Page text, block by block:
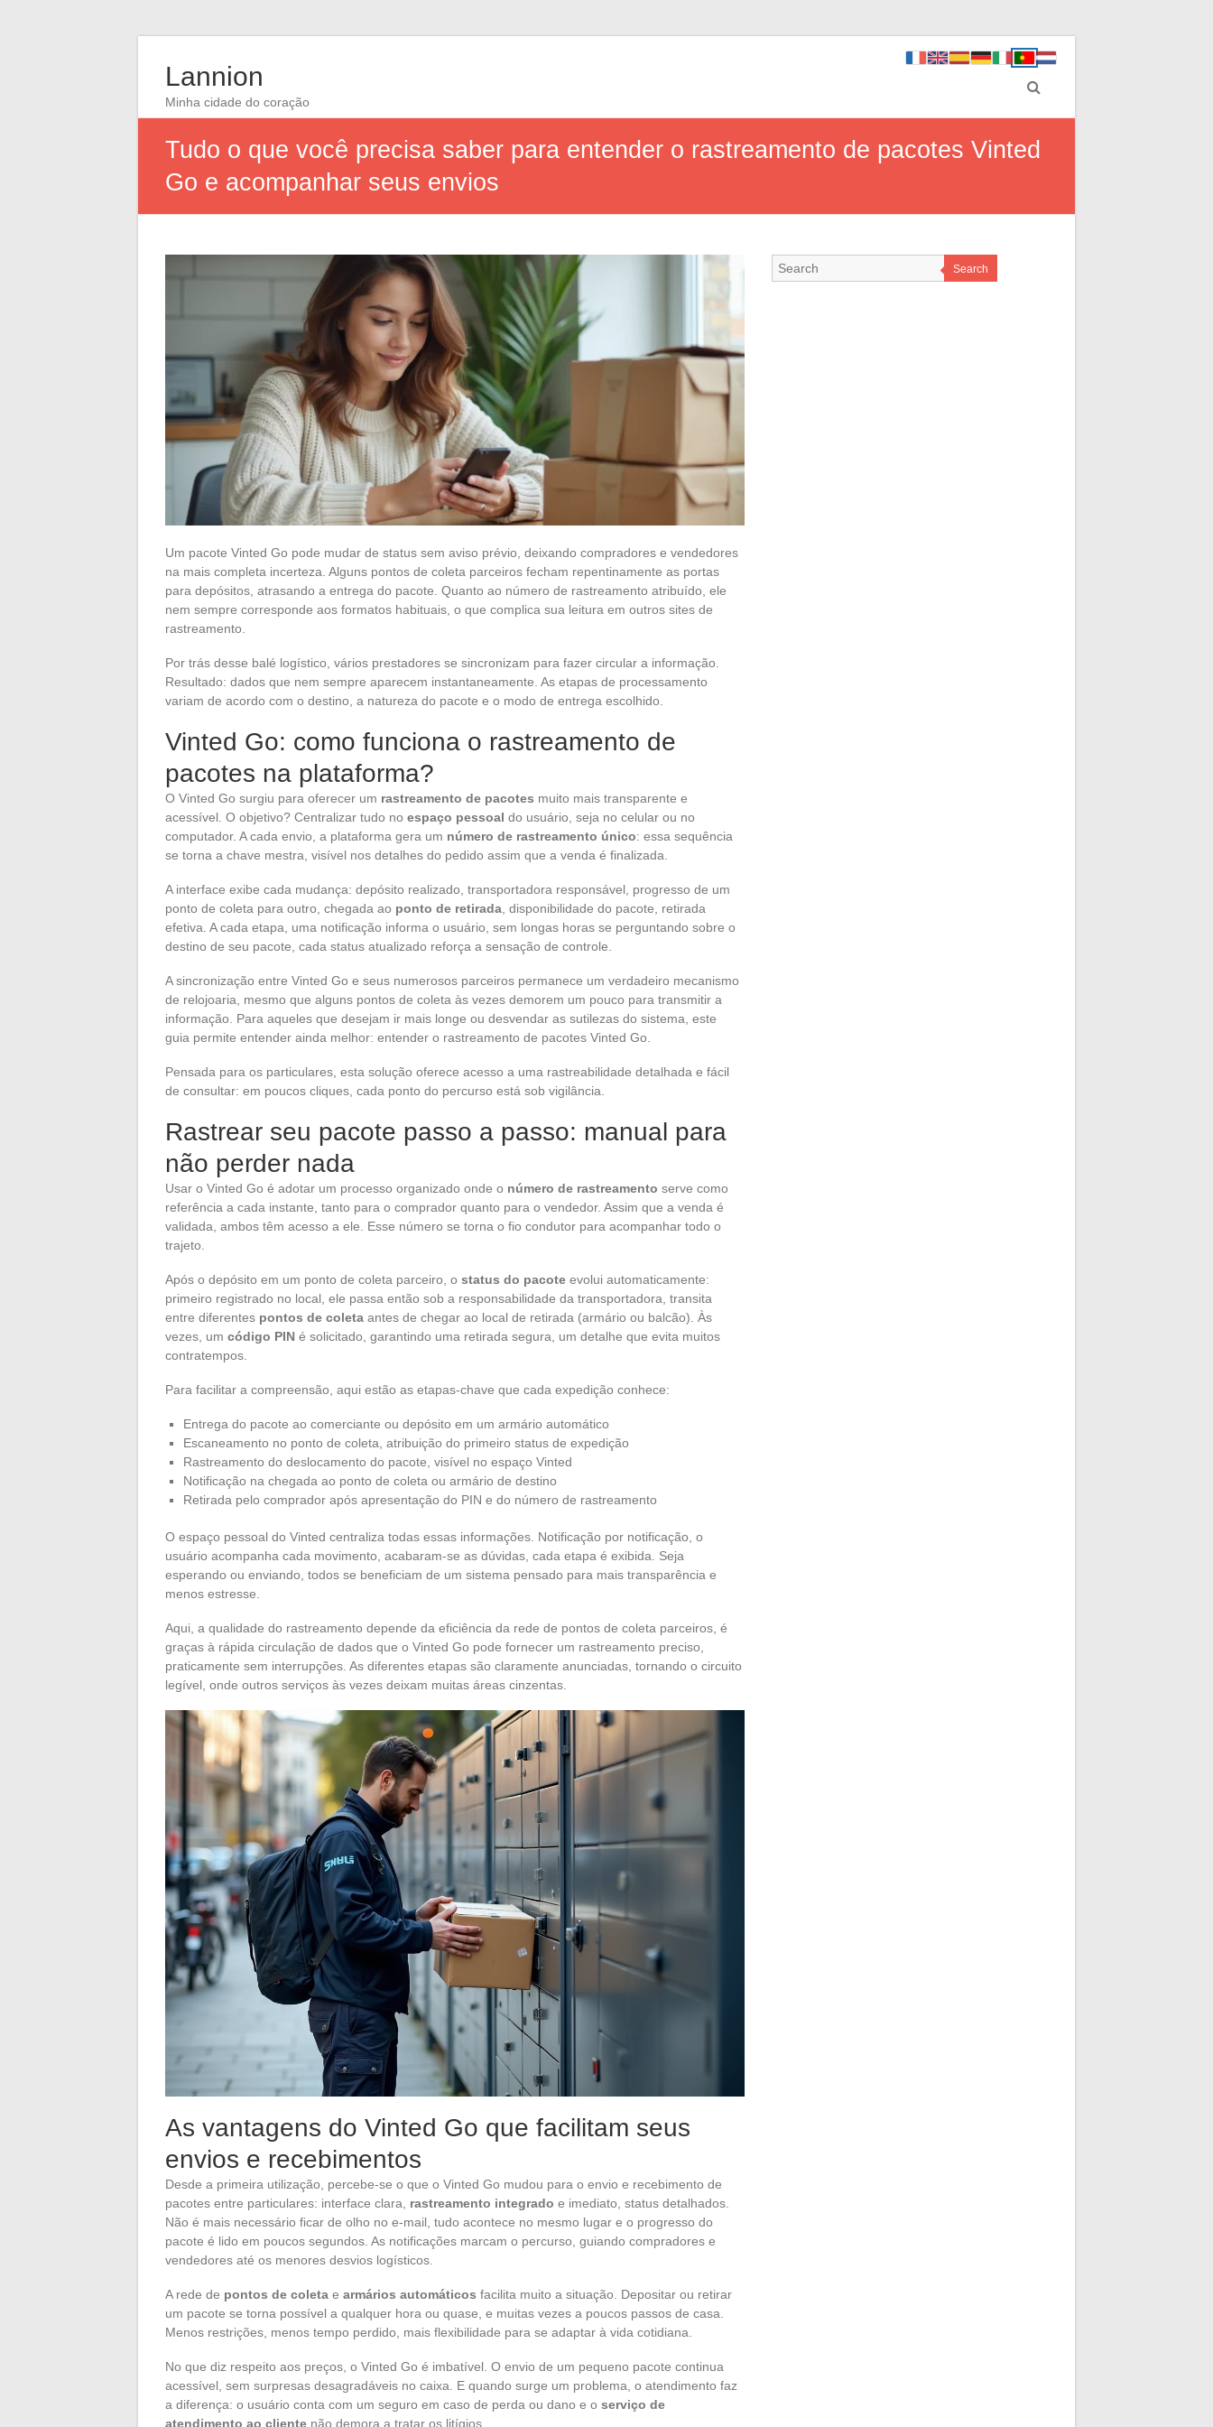
Lannion
Minha cidade do coração
Tudo o que você precisa saber para entender o rastreamento de pacotes Vinted
Go e acompanhar seus envios
Um pacote Vinted Go pode mudar de status sem aviso prévio, deixando compradores e vendedores
na mais completa incerteza. Alguns pontos de coleta parceiros fecham repentinamente as portas
para depósitos, atrasando a entrega do pacote. Quanto ao número de rastreamento atribuído, ele
nem sempre corresponde aos formatos habituais, o que complica sua leitura em outros sites de
rastreamento.
Por trás desse balé logístico, vários prestadores se sincronizam para fazer circular a informação.
Resultado: dados que nem sempre aparecem instantaneamente. As etapas de processamento
variam de acordo com o destino, a natureza do pacote e o modo de entrega escolhido.
Vinted Go: como funciona o rastreamento de
pacotes na plataforma?
O Vinted Go surgiu para oferecer um rastreamento de pacotes muito mais transparente e
acessível. O objetivo? Centralizar tudo no espaço pessoal do usuário, seja no celular ou no
computador. A cada envio, a plataforma gera um número de rastreamento único: essa sequência
se torna a chave mestra, visível nos detalhes do pedido assim que a venda é finalizada.
A interface exibe cada mudança: depósito realizado, transportadora responsável, progresso de um
ponto de coleta para outro, chegada ao ponto de retirada , disponibilidade do pacote, retirada
efetiva. A cada etapa, uma notificação informa o usuário, sem longas horas se perguntando sobre o
destino de seu pacote, cada status atualizado reforça a sensação de controle.
A sincronização entre Vinted Go e seus numerosos parceiros permanece um verdadeiro mecanismo
de relojoaria, mesmo que alguns pontos de coleta às vezes demorem um pouco para transmitir a
informação. Para aqueles que desejam ir mais longe ou desvendar as sutilezas do sistema, este
guia permite entender ainda melhor: entender o rastreamento de pacotes Vinted Go.
Pensada para os particulares, esta solução oferece acesso a uma rastreabilidade detalhada e fácil
de consultar: em poucos cliques, cada ponto do percurso está sob vigilância.
Rastrear seu pacote passo a passo: manual para
não perder nada
Usar o Vinted Go é adotar um processo organizado onde o número de rastreamento serve como
referência a cada instante, tanto para o comprador quanto para o vendedor. Assim que a venda é
validada, ambos têm acesso a ele. Esse número se torna o fio condutor para acompanhar todo o
trajeto.
Após o depósito em um ponto de coleta parceiro, o status do pacote evolui automaticamente:
primeiro registrado no local, ele passa então sob a responsabilidade da transportadora, transita
entre diferentes pontos de coleta antes de chegar ao local de retirada (armário ou balcão). Às
vezes, um código PIN é solicitado, garantindo uma retirada segura, um detalhe que evita muitos
contratempos.
Para facilitar a compreensão, aqui estão as etapas-chave que cada expedição conhece:
Entrega do pacote ao comerciante ou depósito em um armário automático
Escaneamento no ponto de coleta, atribuição do primeiro status de expedição
Rastreamento do deslocamento do pacote, visível no espaço Vinted
Notificação na chegada ao ponto de coleta ou armário de destino
Retirada pelo comprador após apresentação do PIN e do número de rastreamento
O espaço pessoal do Vinted centraliza todas essas informações. Notificação por notificação, o
usuário acompanha cada movimento, acabaram-se as dúvidas, cada etapa é exibida. Seja
esperando ou enviando, todos se beneficiam de um sistema pensado para mais transparência e
menos estresse.
Aqui, a qualidade do rastreamento depende da eficiência da rede de pontos de coleta parceiros, é
graças à rápida circulação de dados que o Vinted Go pode fornecer um rastreamento preciso,
praticamente sem interrupções. As diferentes etapas são claramente anunciadas, tornando o circuito
legível, onde outros serviços às vezes deixam muitas áreas cinzentas.
As vantagens do Vinted Go que facilitam seus
envios e recebimentos
Desde a primeira utilização, percebe-se o que o Vinted Go mudou para o envio e recebimento de
pacotes entre particulares: interface clara, rastreamento integrado e imediato, status detalhados.
Não é mais necessário ficar de olho no e-mail, tudo acontece no mesmo lugar e o progresso do
pacote é lido em poucos segundos. As notificações marcam o percurso, guiando compradores e
vendedores até os menores desvios logísticos.
A rede de pontos de coleta e armários automáticos facilita muito a situação. Depositar ou retirar
um pacote se torna possível a qualquer hora ou quase, e muitas vezes a poucos passos de casa.
Menos restrições, menos tempo perdido, mais flexibilidade para se adaptar à vida cotidiana.
No que diz respeito aos preços, o Vinted Go é imbatível. O envio de um pequeno pacote continua
acessível, sem surpresas desagradáveis no caixa. E quando surge um problema, o atendimento faz
a diferença: o usuário conta com um seguro em caso de perda ou dano e o serviço de
atendimento ao cliente não demora a tratar os litígios.
Search